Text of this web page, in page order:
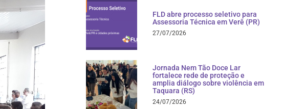
FLD abre processo seletivo para
Assessoria Técnica em Verê (PR)
27/07/2026
Jornada Nem Tão Doce Lar
fortalece rede de proteção e
amplia diálogo sobre violência em
Taquara (RS)
24/07/2026